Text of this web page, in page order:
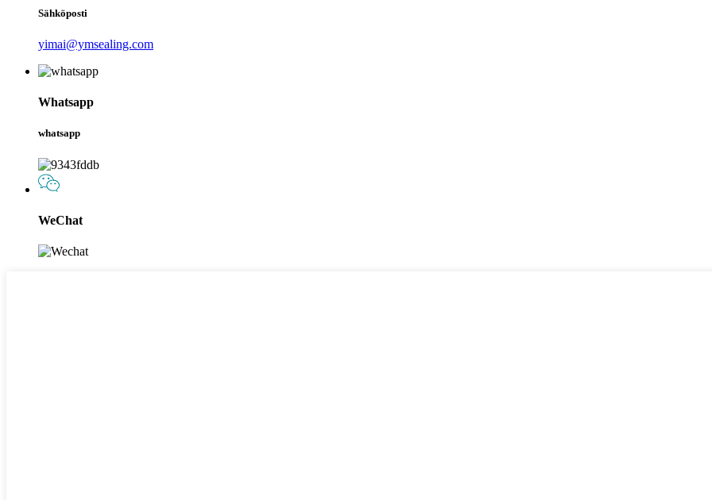
Sähköposti
yimai@ymsealing.com
Whatsapp
whatsapp
WeChat